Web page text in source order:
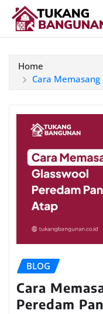
Home
Cara
BLOG
Cara
Peredam